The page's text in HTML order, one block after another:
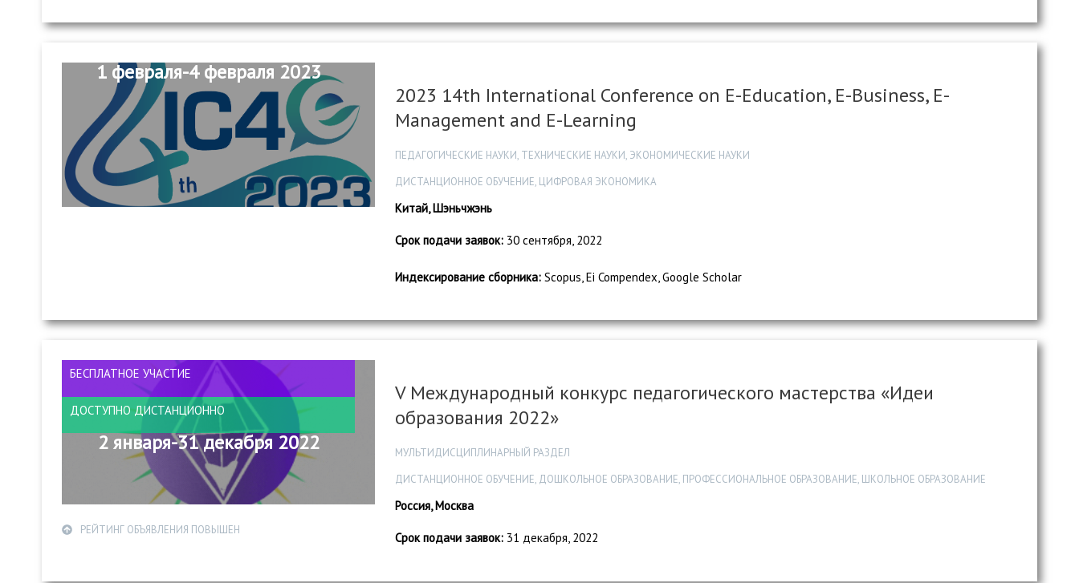
1 февраля-4 февраля 2023
2023 14th International Conference on E-Education, E-Business, E-
Management and E-Learning
ПЕДАГОГИЧЕСКИЕ НАУКИ, ТЕХНИЧЕСКИЕ НАУКИ, ЭКОНОМИЧЕСКИЕ НАУКИ
ДИСТАНЦИОННОЕ ОБУЧЕНИЕ, ЦИФРОВАЯ ЭКОНОМИКА
Китай, Шэньчжэнь
Срок подачи заявок: 30 сентября, 2022
Индексирование сборника: Scopus, Ei Compendex, Google Scholar
БЕСПЛАТНОЕ УЧАСТИЕ
ДОСТУПНО ДИСТАНЦИОННО
2 января-31 декабря 2022
РЕЙТИНГ ОБЪЯВЛЕНИЯ ПОВЫШЕН
V Международный конкурс педагогического мастерства «Идеи
образования 2022»
МУЛЬТИДИСЦИПЛИНАРНЫЙ РАЗДЕЛ
ДИСТАНЦИОННОЕ ОБУЧЕНИЕ, ДОШКОЛЬНОЕ ОБРАЗОВАНИЕ, ПРОФЕССИОНАЛЬНОЕ ОБРАЗОВАНИЕ, ШКОЛЬНОЕ ОБРАЗОВАНИЕ
Россия, Москва
Срок подачи заявок: 31 декабря, 2022